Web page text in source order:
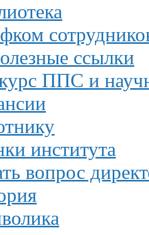
ссылки
ППС и
института
вопрос